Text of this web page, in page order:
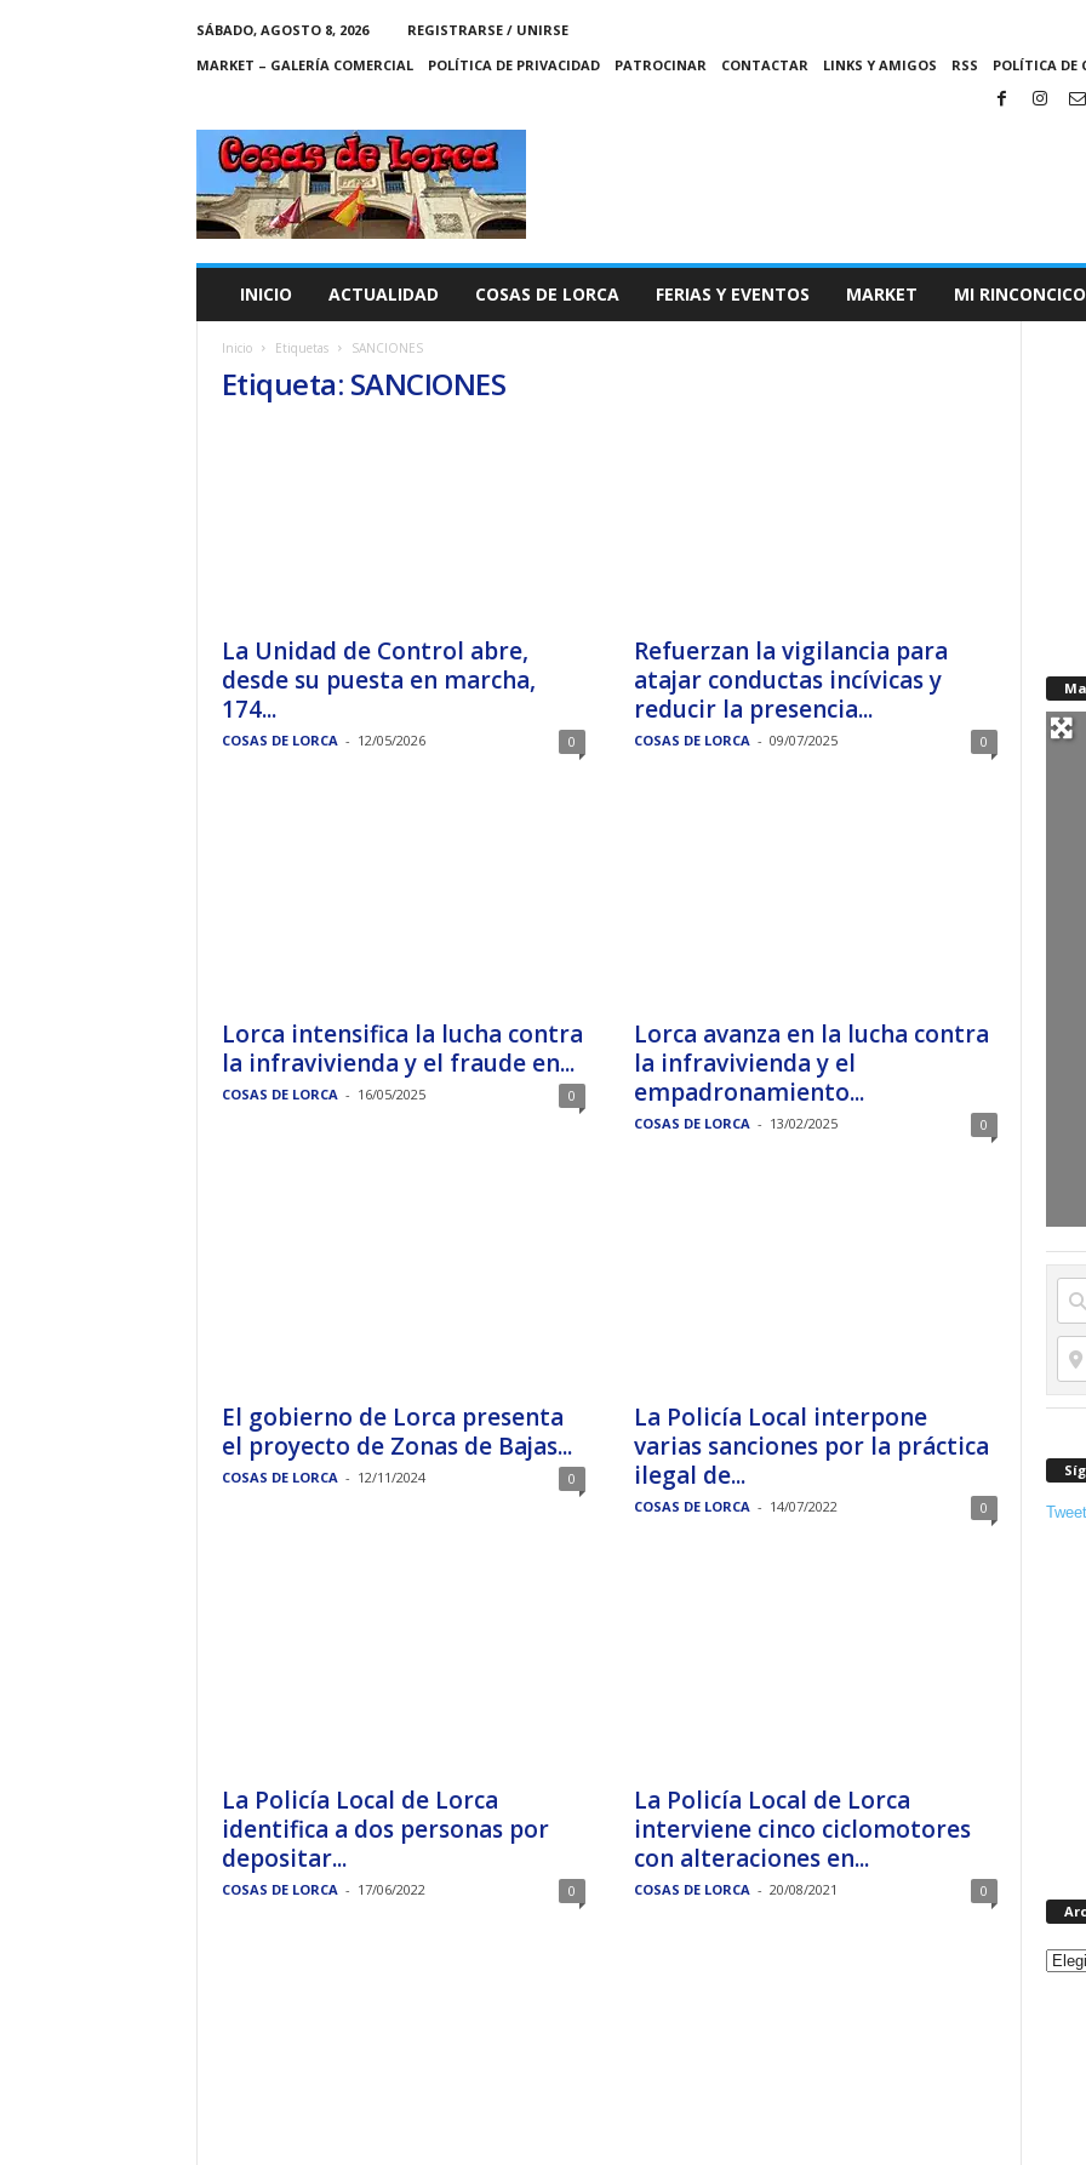
SÁBADO, AGOSTO 8, 2026
REGISTRARSE / UNIRSE
MARKET – GALERÍA COMERCIAL
POLÍTICA DE PRIVACIDAD PATROCINAR CONTACTAR LINKS Y AMIGOS RSS POLÍTICA DE
C
A
S
INICIO ACTUALIDAD COSAS DE LORCA FERIAS Y EVENTOS MARKET MI RINCONCICO
Inicio Etiquetas SANCIONES
Etiqueta: SANCIONES
La Unidad de Control abre,
desde su puesta en marcha,
174...
COSAS DE LORCA - 12/05/2026 0
Refuerzan la vigilancia para
atajar conductas incívicas y
reducir la presencia...
COSAS DE LORCA - 09/07/2025 0
Lorca intensifica la lucha contra
la infravivienda y el fraude en...
COSAS DE LORCA - 16/05/2025 0
Lorca avanza en la lucha contra
la infravivienda y el
empadronamiento...
COSAS DE LORCA - 13/02/2025 0
El gobierno de Lorca presenta
el proyecto de Zonas de Bajas...
COSAS DE LORCA - 12/11/2024 0
La Policía Local interpone
varias sanciones por la práctica
ilegal de...
COSAS DE LORCA - 14/07/2022 0
La Policía Local de Lorca
identifica a dos personas por
depositar...
COSAS DE LORCA - 17/06/2022 0
La Policía Local de Lorca
interviene cinco ciclomotores
con alteraciones en...
COSAS DE LORCA - 20/08/2021 0